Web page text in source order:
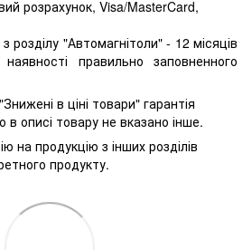
розрахунок, Visa/MasterCard,
розділу "Автомагнітоли" - 12 місяців
правильно заповненного
в ціні товари" гарантія
описі товару не вказано інше.
на продукцію з інших розділів
продукту.